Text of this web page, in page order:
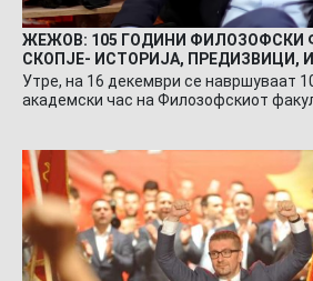
ЖЕЖОВ: 105 ГОДИНИ ФИЛОЗОФСКИ
СКОПЈЕ- ИСТОРИЈА, ПРЕДИЗВИЦИ,
Утре, на 16 декември се навршуваат
академски час на Филозофскиот